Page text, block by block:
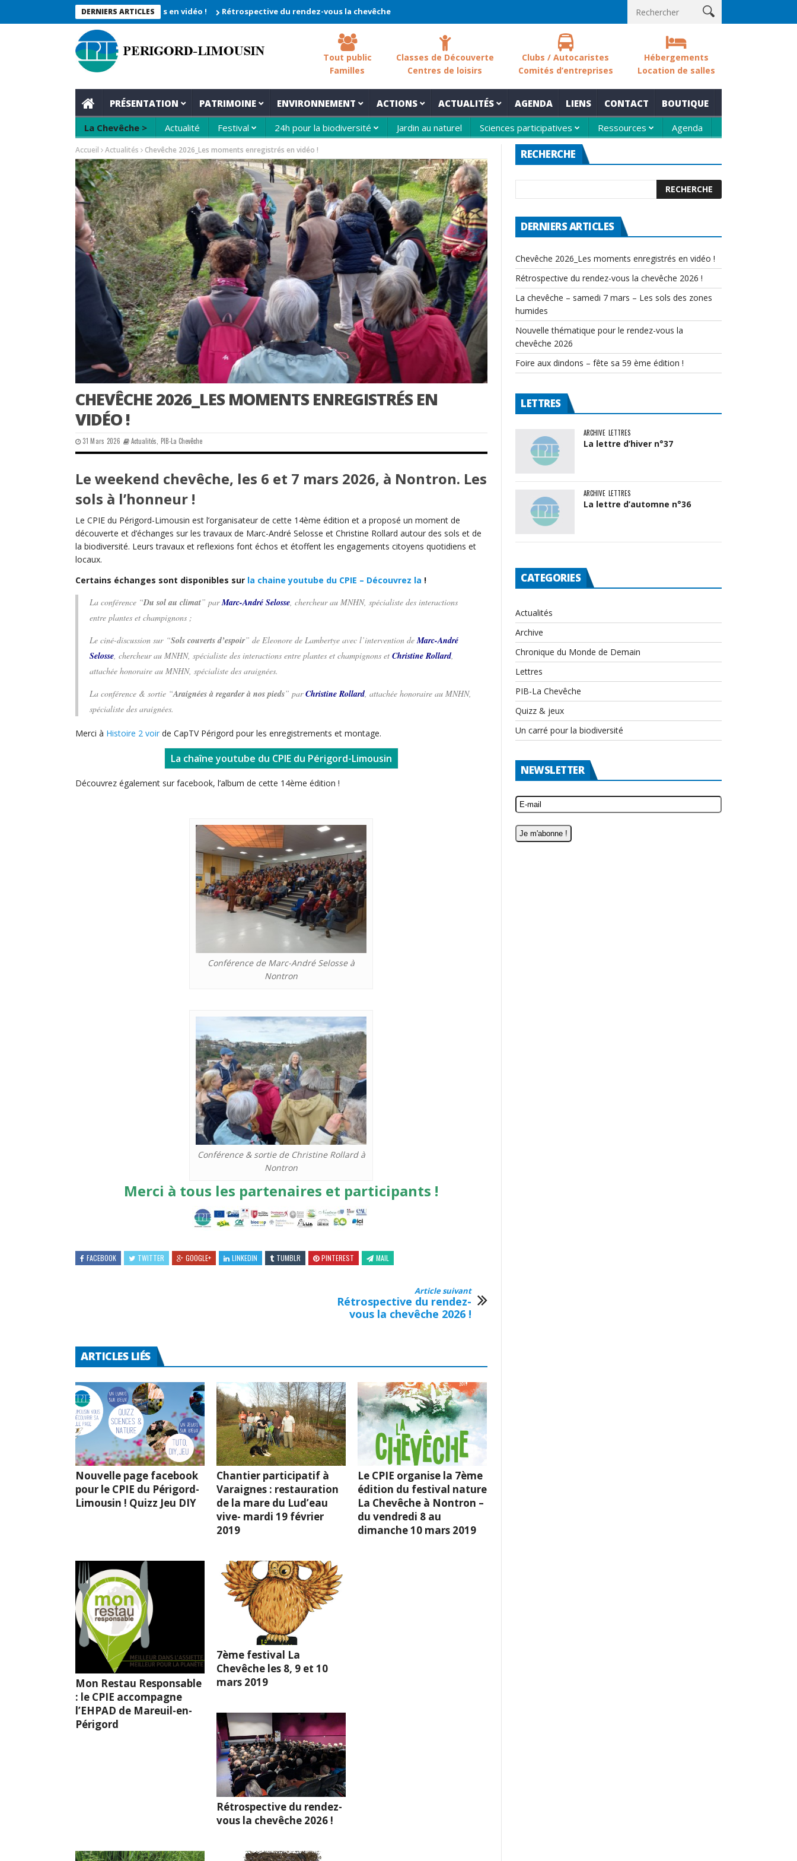
DERNIERS ARTICLES
2026_Les moments enregistrés en vidéo ! Rétrospective du rendez-vous la chevêche 2026 ! Nouvelle thématique pour le rendez-
Tout public
Familles
Classes de Découverte
Centres de loisirs
Clubs / Autocaristes
Comités d’entreprises
Hébergements
Location de salles
PRÉSENTATION PATRIMOINE ENVIRONNEMENT ACTIONS ACTUALITÉS AGENDA LIENS CONTACT BOUTIQUE
La Chevêche > Actualité Festival 24h pour la biodiversité Jardin au naturel Sciences participatives Ressources Agenda
Accueil Actualités Chevêche 2026_Les moments enregistrés en vidéo !
CHEVÊCHE 2026_LES MOMENTS ENREGISTRÉS EN
VIDÉO !
31 Mars 2026 Actualités PIB-La Chevêche
Le weekend chevêche, les 6 et 7 mars 2026, à Nontron. Les
sols à l’honneur !
Le CPIE du Périgord-Limousin est l’organisateur de cette 14ème édition et a proposé un moment de
découverte et d’échanges sur les travaux de Marc-André Selosse et Christine Rollard autour des sols et de
la biodiversité. Leurs travaux et reflexions font échos et étoffent les engagements citoyens quotidiens et
locaux.
Certains échanges sont disponibles sur la chaine youtube du CPIE – Découvrez la !
La conférence “Du sol au climat” parMarc-André Selosse, chercheur au MNHN, spécialiste des interactions
entre plantes et champignons ;
Le ciné-discussion sur “Sols couverts d’espoir” de Eleonore de Lambertye avec l’intervention deMarc-André
Selosse, chercheur au MNHN, spécialiste des interactions entre plantes et champignons et Christine Rollard,
attachée honoraire au MNHN, spécialiste des araignées.
La conférence & sortie “Araignées à regarder à nos pieds” parChristine Rollard, attachée honoraire au MNHN,
spécialiste des araignées.
Merci à Histoire 2 voir de CapTV Périgord pour les enregistrements et montage.
La chaîne youtube du CPIE du Périgord-Limousin
Découvrez également sur facebook, l’album de cette 14ème édition !
Conférence de Marc-André Selosse à
Nontron
Conférence & sortie de Christine Rollard à
Nontron
Merci à tous les partenaires et participants !
FACEBOOK TWITTER GOOGLE+ LINKEDIN TUMBLR PINTEREST MAIL
Article suivant
Rétrospective du rendez-
vous la chevêche 2026 !
ARTICLES LIÉS
Nouvelle page facebook
pour le CPIE du Périgord-
Limousin ! Quizz Jeu DIY
Chantier participatif à
Varaignes : restauration
de la mare du Lud’eau
vive- mardi 19 février
2019
Le CPIE organise la 7ème
édition du festival nature
La Chevêche à Nontron –
du vendredi 8 au
dimanche 10 mars 2019
Mon Restau Responsable
: le CPIE accompagne
l’EHPAD de Mareuil-en-
Périgord
7ème festival La
Chevêche les 8, 9 et 10
mars 2019
Rétrospective du rendez-
vous la chevêche 2026 !
RECHERCHE
DERNIERS ARTICLES
Chevêche 2026_Les moments enregistrés en vidéo !
Rétrospective du rendez-vous la chevêche 2026 !
La chevêche – samedi 7 mars – Les sols des zones
humides
Nouvelle thématique pour le rendez-vous la
chevêche 2026
Foire aux dindons – fête sa 59 ème édition !
LETTRES
ARCHIVE LETTRES
La lettre d’hiver n°37
ARCHIVE LETTRES
La lettre d’automne n°36
CATEGORIES
Actualités
Archive
Chronique du Monde de Demain
Lettres
PIB-La Chevêche
Quizz & jeux
Un carré pour la biodiversité
NEWSLETTER